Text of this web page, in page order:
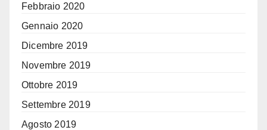
Febbraio 2020
Gennaio 2020
Dicembre 2019
Novembre 2019
Ottobre 2019
Settembre 2019
Agosto 2019